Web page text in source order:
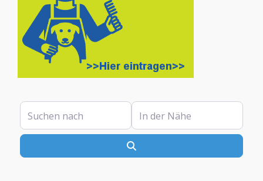
Suchen nach In der Nähe